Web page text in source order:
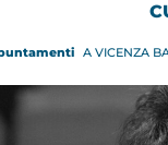
A VICENZA